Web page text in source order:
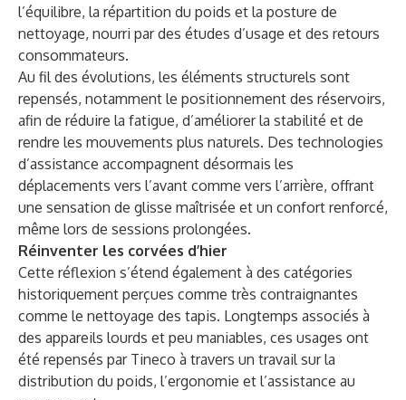
l’équilibre, la répartition du poids et la posture de
nettoyage, nourri par des études d’usage et des retours
consommateurs.
Au fil des évolutions, les éléments structurels sont
repensés, notamment le positionnement des réservoirs,
afin de réduire la fatigue, d’améliorer la stabilité et de
rendre les mouvements plus naturels. Des technologies
d’assistance accompagnent désormais les
déplacements vers l’avant comme vers l’arrière, offrant
une sensation de glisse maîtrisée et un confort renforcé,
même lors de sessions prolongées.
Réinventer les corvées d’hier
Cette réflexion s’étend également à des catégories
historiquement perçues comme très contraignantes
comme le nettoyage des tapis. Longtemps associés à
des appareils lourds et peu maniables, ces usages ont
été repensés par Tineco à travers un travail sur la
distribution du poids, l’ergonomie et l’assistance au